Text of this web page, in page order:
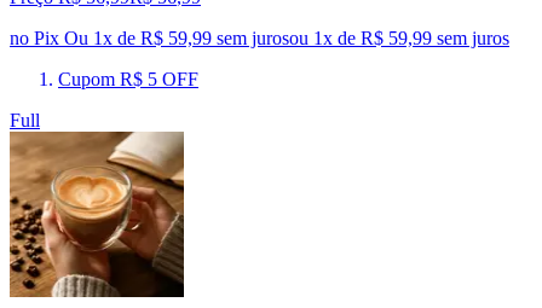
no Pix Ou 1x de R$ 59,99 sem jurosou 1x de R$ 59,99 sem juros
Cupom R$ 5 OFF
Full